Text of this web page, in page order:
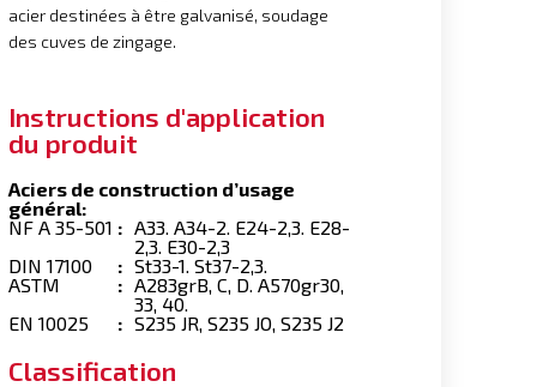
acier destinées à être galvanisé, soudage
des cuves de zingage.
Instructions d'application
du produit
Aciers de construction d’usage
général:
NF A 35-501 : A33. A34-2. E24-2,3. E28-
2,3. E30-2,3
DIN 17100
: St33-1. St37-2,3.
ASTM
: A283grB, C, D. A570gr30,
33, 40.
EN 10025
: S235 JR, S235 JO, S235 J2
Classification